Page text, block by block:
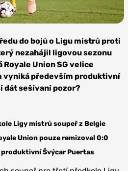
SGdo bojů o Ligu mistrů proti
nezahájil ligovou sezonu
Union SG velice
vyniká především produktivní
dát sešívaní pozor?
Ligy mistrů soupeř z Belgie
Union pouze remizoval 0:0
produktivní Švýcar Puertas